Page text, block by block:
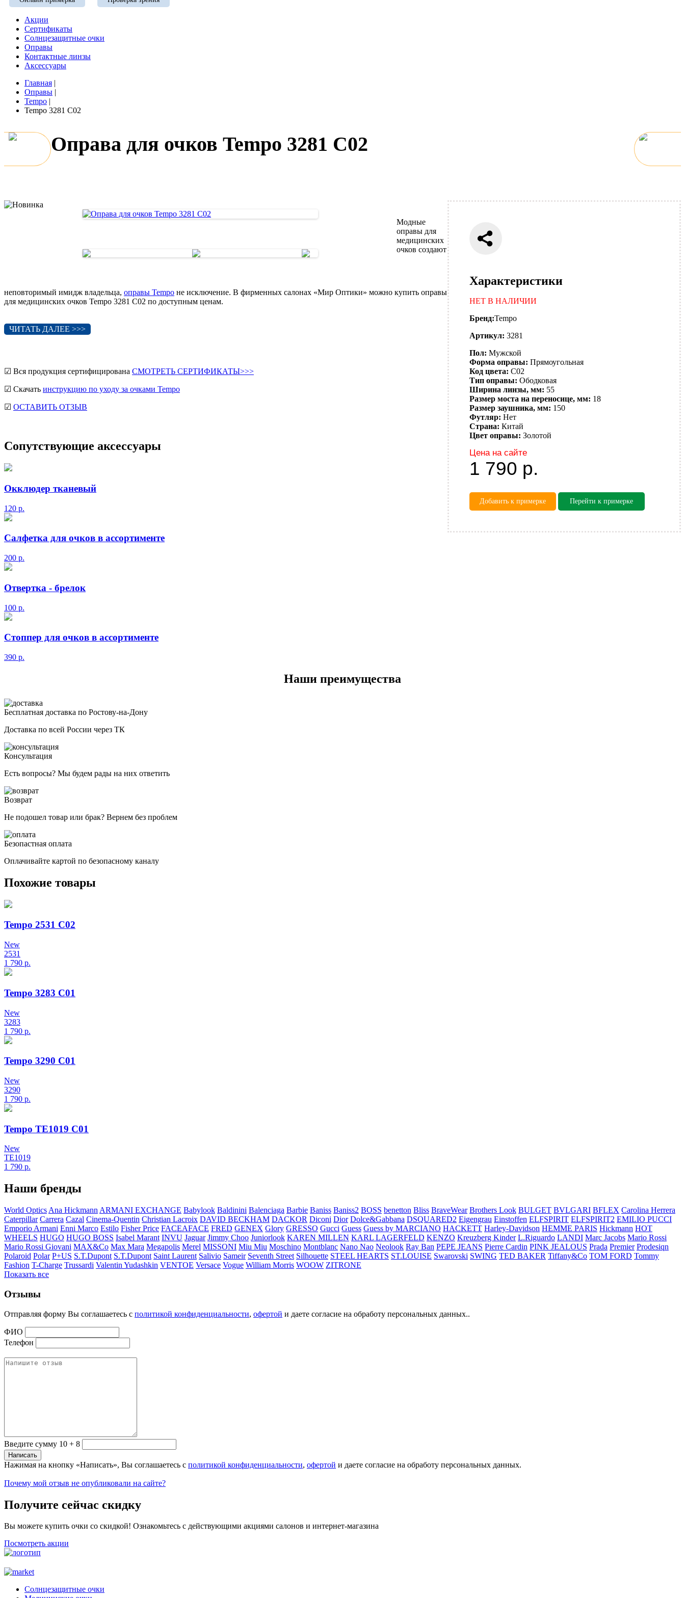
Акции
Сертификаты
Солнцезащитные очки
Оправы
Контактные линзы
Аксессуары
Главная |
Оправы |
Tempo |
Tempo 3281 C02
Оправа для очков Tempo 3281 C02
Характеристики
НЕТ В НАЛИЧИИ
Бренд:Tempo
Артикул: 3281
Пол: Мужской
Форма оправы: Прямоугольная
Код цвета: C02
Тип оправы: Ободковая
Ширина линзы, мм: 55
Размер моста на переносице, мм: 18
Размер заушника, мм: 150
Футляр: Нет
Страна: Китай
Цвет оправы: Золотой
Цена на сайте
1 790 р.
Добавить к примерке Перейти к примерке
Модные
оправы для
медицинских
очков создают
неповторимый имидж владельца, оправы Tempo не исключение. В фирменных салонах «Мир Оптики» можно купить оправы
для медицинских очков Tempo 3281 C02 по доступным ценам.
ЧИТАТЬ ДАЛЕЕ >>>
☑ Вся продукция сертифицирована СМОТРЕТЬ СЕРТИФИКАТЫ>>>
☑ Скачать инструкцию по уходу за очками Tempo
☑ ОСТАВИТЬ ОТЗЫВ
Сопутствующие аксессуары
Окклюдер тканевый
120 р.
Салфетка для очков в ассортименте
200 р.
Отвертка - брелок
100 р.
Стоппер для очков в ассортименте
390 р.
Наши преимущества
Бесплатная доставка по Ростову-на-Дону
Доставка по всей России через ТК
Консультация
Есть вопросы? Мы будем рады на них ответить
Возврат
Не подошел товар или брак? Вернем без проблем
Безопастная оплата
Оплачивайте картой по безопасному каналу
Похожие товары
Tempo 2531 C02
New
2531
1 790 р.
Tempo 3283 C01
New
3283
1 790 р.
Tempo 3290 C01
New
3290
1 790 р.
Tempo TE1019 C01
New
TE1019
1 790 р.
Наши бренды
World Optics Ana Hickmann ARMANI EXCHANGE Babylook Baldinini Balenciaga Barbie Baniss Baniss2 BOSS benetton Bliss BraveWear Brothers Look BULGET BVLGARI BFLEX Carolina Herrera
Caterpillar Carrera Cazal Cinema-Quentin Christian Lacroix DAVID BECKHAM DACKOR Diconi Dior Dolce&Gabbana DSQUARED2 Eigengrau Einstoffen ELFSPIRIT ELFSPIRIT2 EMILIO PUCCI
Emporio Armani Enni Marco Estilo Fisher Price FACEAFACE FRED GENEX Glory GRESSO Gucci Guess Guess by MARCIANO HACKETT Harley-Davidson HEMME PARIS Hickmann HOT
WHEELS HUGO HUGO BOSS Isabel Marant INVU Jaguar Jimmy Choo Juniorlook KAREN MILLEN KARL LAGERFELD KENZO Kreuzberg Kinder L.Riguardo LANDI Marc Jacobs Mario Rossi
Mario Rossi Giovani MAX&Co Max Mara Megapolis Merel MISSONI Miu Miu Moschino Montblanc Nano Nao Neolook Ray Ban PEPE JEANS Pierre Cardin PINK JEALOUS Prada Premier Prodesiqn
Polaroid Polar P+US S.T.Dupont S.T.Dupont Saint Laurent Salivio Sameir Seventh Street Silhouette STEEL HEARTS ST.LOUISE Swarovski SWING TED BAKER Tiffany&Co TOM FORD Tommy
Fashion T-Charge Trussardi Valentin Yudashkin VENTOE Versace Vogue William Morris WOOW ZITRONE
Показать все
Отзывы
Отправляя форму Вы соглашаетесь с политикой конфиденциальности, офертой и даете согласие на обработу персональных данных..
ФИО
Телефон
Введите сумму 10 + 8
Нажимая на кнопку «Написать», Вы соглашаетесь с политикой конфиденциальности, офертой и даете согласие на обработу персональных данных.
Почему мой отзыв не опубликовали на сайте?
Получите сейчас скидку
Вы можете купить очки со скидкой! Ознакомьтесь с действующими акциями салонов и интернет-магазина
Посмотреть акции
Солнцезащитные очки